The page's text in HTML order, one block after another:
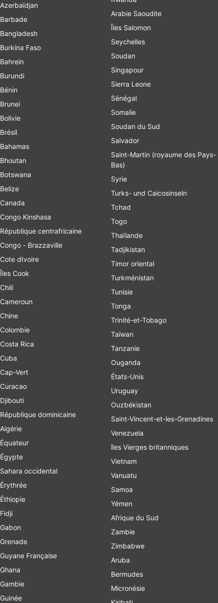
Azerbaïdjan
Barbade
Bangladesh
Burkina Faso
Bahreïn
Burundi
Bénin
Brunei
Bolivie
Brésil
Bahamas
Bhoutan
Botswana
Belize
Canada
Congo Kinshasa
République centrafricaine
Congo - Brazzaville
Cote dIvoire
Îles Cook
Chili
Cameroun
Chine
Colombie
Costa Rica
Cuba
Cap-Vert
Curacao
Djibouti
République dominicaine
Algérie
Équateur
Égypte
Sahara occidental
Érythrée
Éthiopie
Fidji
Gabon
Grenade
Guyane Française
Ghana
Gambie
Guinée
Arabie Saoudite
Îles Salomon
Seychelles
Soudan
Singapour
Sierra Leone
Sénégal
Somalie
Soudan du Sud
Salvador
Saint-Martin (royaume des Pays-
Bas)
Syrie
Turks- und Caicosinseln
Tchad
Togo
Thaïlande
Tadjikistan
Timor oriental
Turkménistan
Tunisie
Tonga
Trinité-et-Tobago
Taïwan
Tanzanie
Ouganda
États-Unis
Uruguay
Ouzbékistan
Saint-Vincent-et-les-Grenadines
Venezuela
îles Vierges britanniques
Vietnam
Vanuatu
Samoa
Yémen
Afrique du Sud
Zambie
Zimbabwe
Aruba
Bermudes
Micronésie